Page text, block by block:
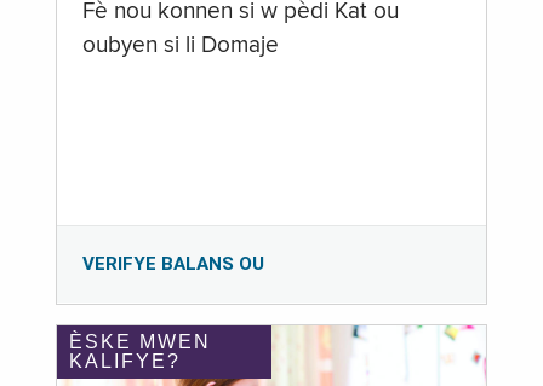
Fè nou konnen si w pèdi Kat ou
oubyen si li Domaje
VERIFYE BALANS OU
ÈSKE MWEN
KALIFYE?